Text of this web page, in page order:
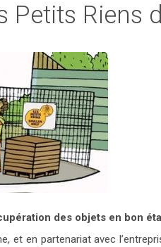
Petits Riens
des objets en bon
et en partenariat avec